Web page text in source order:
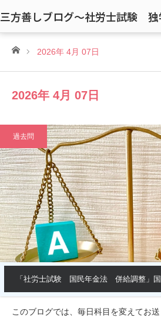
三方善しブログ〜社労士試験 独
ホーム2026年 4月 07日
2026年 4月 07日
過去問
「社労士試験 国民年金法 併給調整」
このブログでは、毎日科目を変えてお